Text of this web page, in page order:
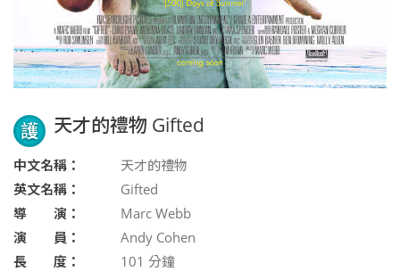
護 天才的禮物 Gifted
中文名稱：
天才的禮物
英文名稱：
Gifted
導 演：
Marc Webb
演 員：
Andy Cohen
長 度：
101 分鐘